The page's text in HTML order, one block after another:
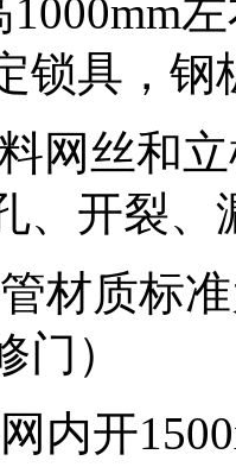
锁具，
网丝和
、开裂
材质标
门）
内开